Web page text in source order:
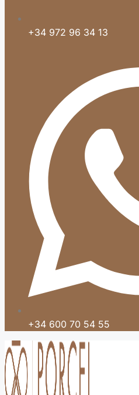
+34 972 96 34 13
+34 600 70 54 55